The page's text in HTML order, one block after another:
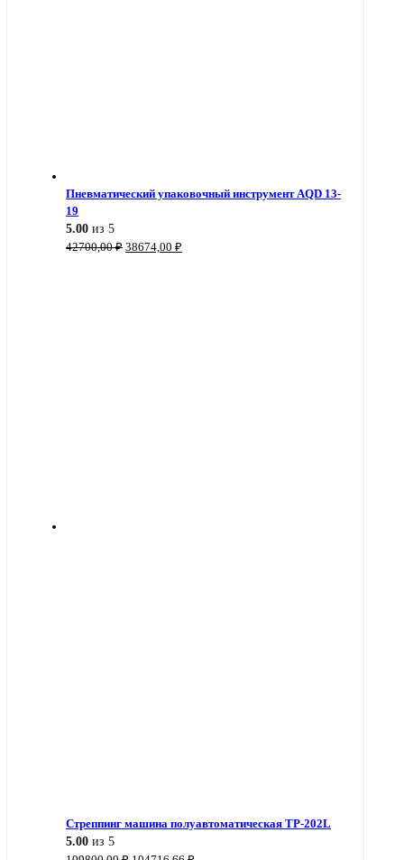
Пневматический упаковочный инструмент AQD 13-
19
5.00 из 5
42700,00₽ Первоначальная
38674,00 ₽
Стреппинг машина полуавтоматическая TP-202L
5.00 из 5